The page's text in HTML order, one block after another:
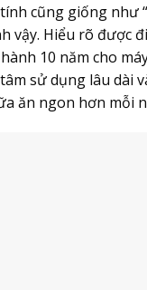
cũng giống như
vậy. Hiểu rõ được
10 năm cho
sử dụng lâu dài
ăn ngon hơn mỗi